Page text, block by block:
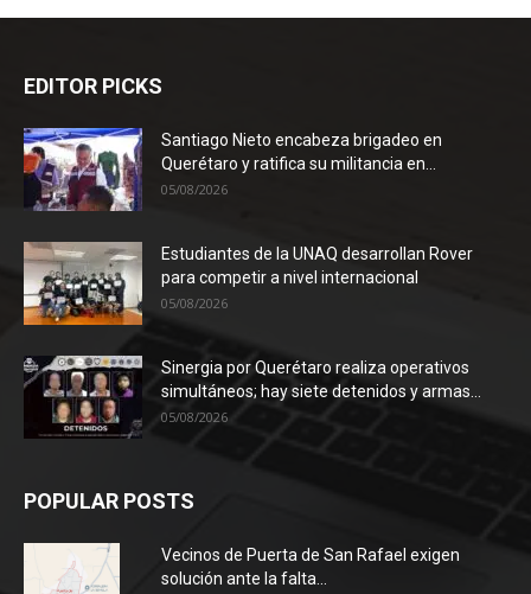
EDITOR PICKS
Santiago Nieto encabeza brigadeo en
Querétaro y ratifica su militancia en...
05/08/2026
Estudiantes de la UNAQ desarrollan Rover
para competir a nivel internacional
05/08/2026
Sinergia por Querétaro realiza operativos
simultáneos; hay siete detenidos y armas...
05/08/2026
POPULAR POSTS
Vecinos de Puerta de San Rafael exigen
solución ante la falta...